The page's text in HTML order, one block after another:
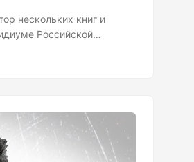
нескольких книг и
Российской
о лженаучности
по научпопу....